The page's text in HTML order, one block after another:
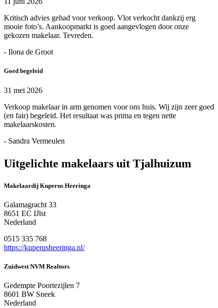
Kritisch advies gehad voor verkoop. Vlot verkocht dankzij erg
mooie foto’s. Aankoopmarkt is goed aangevlogen door onze
gekozen makelaar. Tevreden.
- Ilona de Groot
Goed begeleid
31 mei 2026
Verkoop makelaar in arm genomen voor ons huis. Wij zijn zeer goed
(en fair) begeleid. Het resultaat was prima en tegen nette
makelaarskosten.
- Sandra Vermeulen
Uitgelichte makelaars uit Tjalhuizum
Makelaardij Kuperus Heeringa
Galamagracht 33
8651 EC IJlst
Nederland
0515 335 768
https://kuperusheeringa.nl/
Zuidwest NVM Realtors
Gedempte Poortezijlen 7
8601 BW Sneek
Nederland